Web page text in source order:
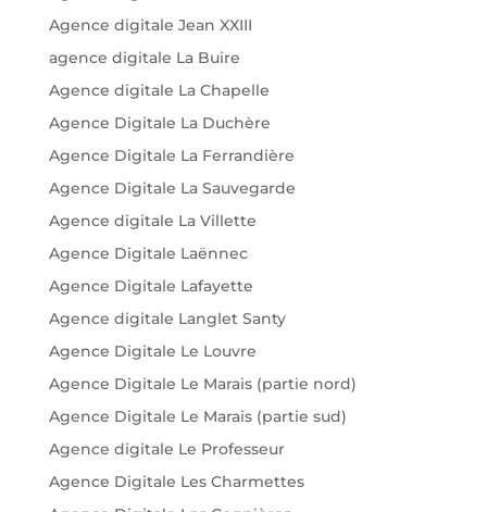
Agence digitale Jean XXIII
agence digitale La Buire
Agence digitale La Chapelle
Agence Digitale La Duchère
Agence Digitale La Ferrandière
Agence Digitale La Sauvegarde
Agence digitale La Villette
Agence Digitale Laënnec
Agence Digitale Lafayette
Agence digitale Langlet Santy
Agence Digitale Le Louvre
Agence Digitale Le Marais (partie nord)
Agence Digitale Le Marais (partie sud)
Agence digitale Le Professeur
Agence Digitale Les Charmettes